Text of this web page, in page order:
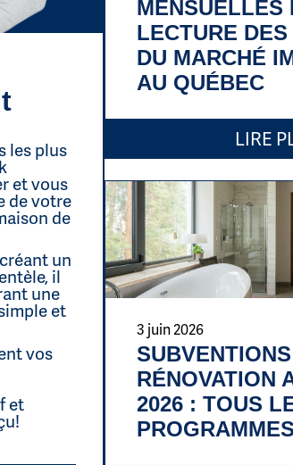
les plus
et vous
de votre
de
un
il
une
et
vos
et
MENSUELLES
LECTURE
DU MARCHÉ
AU QUÉBEC
LIRE
3 juin 2026
RÉNOVATION
2026 : TOUS